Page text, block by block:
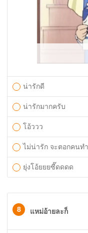
น่ารักดี
น่ารักมากครับ
โอ้ววว
ไม่น่ารัก จะตอกคนท
ยุ่งโอ้ยยยซี๊ดดดด
8 แหม่อ้ายละก็